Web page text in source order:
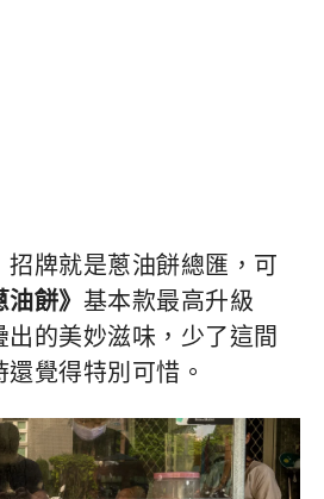
招牌就是蔥油餅總匯，可
餅》 基本款最高升級
的美妙滋味，少了這間
覺得特別可惜。